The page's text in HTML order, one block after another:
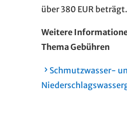
über 380 EUR beträgt.
Weitere
Thema Gebühren
Schmutzwasser-